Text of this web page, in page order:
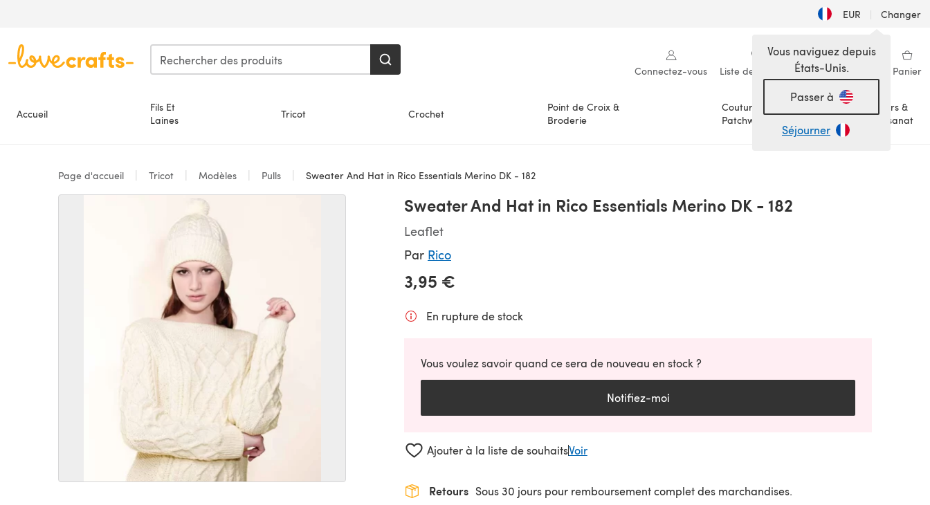
EUR | Changer
Connectez-vous Liste de souhaits Ma bibliothèque Panier
Accueil
Fils Et
Laines
Tricot Crochet
Point de Croix &
Broderie
Couture &
Patchwork
Loisirs &
Artisanat
Vous naviguez depuis
États-Unis.
Passer à
Séjourner
Page d'accueil Tricot Modèles Pulls Sweater And Hat in Rico Essentials Merino DK - 182
Sweater And Hat in Rico Essentials Merino DK - 182
Leaflet
Par Rico
3,95 €
En rupture de stock
Vous voulez savoir quand ce sera de nouveau en stock ?
Notifiez-moi
Ajouter à la liste de souhaitsVoir
Retours Sous 30 jours pour remboursement complet des marchandises.